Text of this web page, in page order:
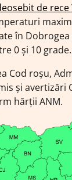
de
în
0 și 10 grade.
Cod roșu,
și avertizări
hărții ANM.